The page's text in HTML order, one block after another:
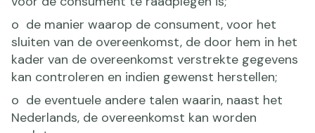
o de manier waarop de consument, voor het
sluiten van de overeenkomst, de door hem in het
kader van de overeenkomst verstrekte gegevens
kan controleren en indien gewenst herstellen;
o de eventuele andere talen waarin, naast het
Nederlands, de overeenkomst kan worden